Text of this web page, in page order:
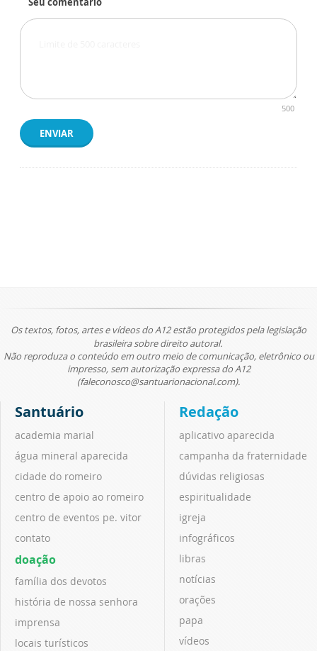
500
ENVIAR
Os textos, fotos, artes e vídeos do A12 estão protegidos pela legislação
brasileira sobre direito autoral.
Não reproduza o conteúdo em outro meio de comunicação, eletrônico ou
impresso, sem autorização expressa do A12
(faleconosco@santuarionacional.com).
Santuário
academia marial
água mineral aparecida
cidade do romeiro
centro de apoio ao romeiro
centro de eventos pe. vitor
contato
doação
família dos devotos
história de nossa senhora
imprensa
locais turísticos
Redação
aplicativo aparecida
campanha da fraternidade
dúvidas religiosas
espiritualidade
igreja
infográficos
libras
notícias
orações
papa
vídeos